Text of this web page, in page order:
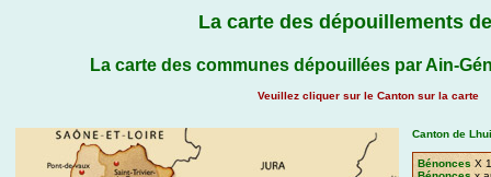
La carte des dépouillements
La carte des communes dépouillées par Ain-
Veuillez cliquer sur le Canton sur la carte
Canton de
Bénonces X